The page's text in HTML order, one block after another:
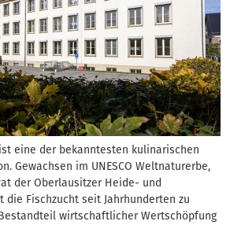
eine der bekanntesten kulinarischen
Gewachsen im UNESCO Weltnaturerbe,
der Oberlausitzer Heide- und
die Fischzucht seit Jahrhunderten zu
wirtschaftlicher Wertschöpfung